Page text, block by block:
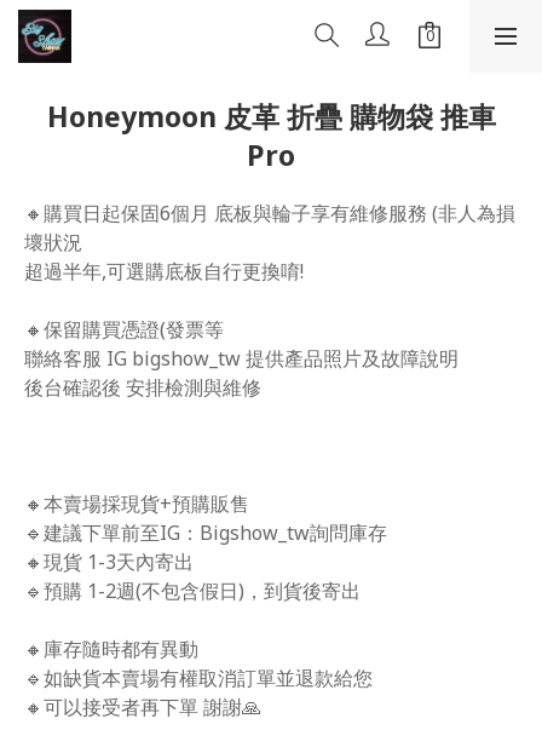
Honeymoon 皮革 折疊 購物袋 推車
Pro
🔸購買日起保固6個月 底板與輪子享有維修服務 (非人為損
壞狀況
超過半年,可選購底板自行更換唷!
🔸保留購買憑證(發票等
聯絡客服 IG bigshow_tw 提供產品照片及故障說明
後台確認後 安排檢測與維修
🔸本賣場採現貨+預購販售
🔹建議下單前至IG：Bigshow_tw詢問庫存
🔸現貨 1-3天內寄出
🔹預購 1-2週(不包含假日)，到貨後寄出
🔸庫存隨時都有異動
🔹如缺貨本賣場有權取消訂單並退款給您
🔸可以接受者再下單 謝謝🙏